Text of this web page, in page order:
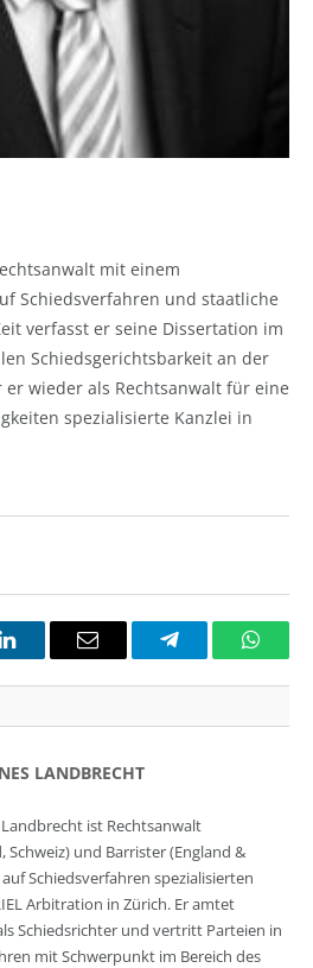
mit einem
Schiedsverfahren und staatliche
verfasst er seine Dissertation im
Schiedsgerichtsbarkeit an der
wieder als Rechtsanwalt für eine
spezialisierte Kanzlei in
LinkedInEmail Telegram
LANDBRECHT
Landbrecht ist Rechtsanwalt
Schweiz) und Barrister (England &
Schiedsverfahren spezialisierten
Arbitration in Zürich. Er amtet
Schiedsrichter und vertritt Parteien in
mit Schwerpunkt im Bereich des